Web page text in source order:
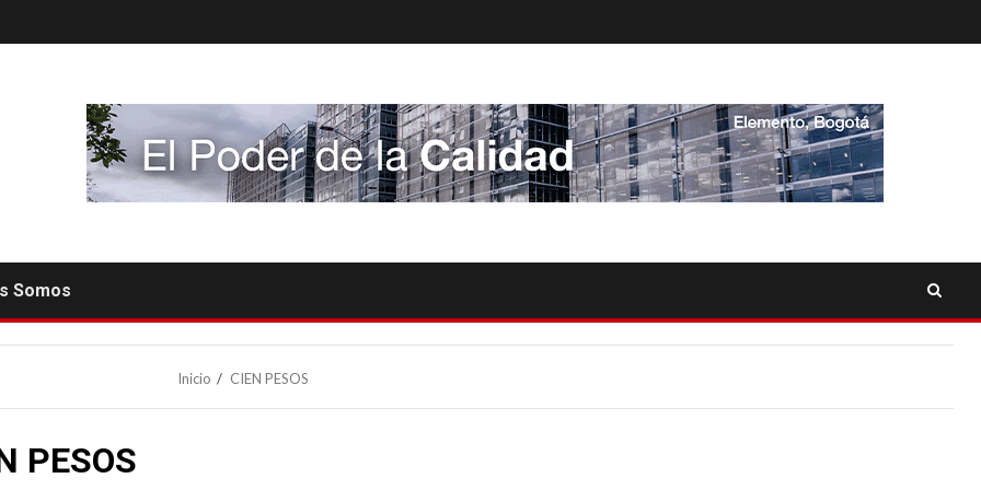
Somos
Inicio CIEN PESOS
PESOS